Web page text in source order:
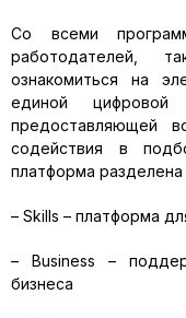
Со всеми
работодателей,
ознакомиться на
единой цифровой
предоставляющей
содействия в
платформа
– Skills – платформа
– Business –
бизнеса